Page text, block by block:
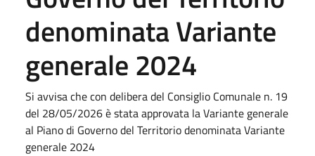
denominata Variante
generale 2024
Si avvisa che con delibera del Consiglio Comunale n. 19
del 28/05/2026 è stata approvata la Variante generale
al Piano di Governo del Territorio denominata Variante
generale 2024